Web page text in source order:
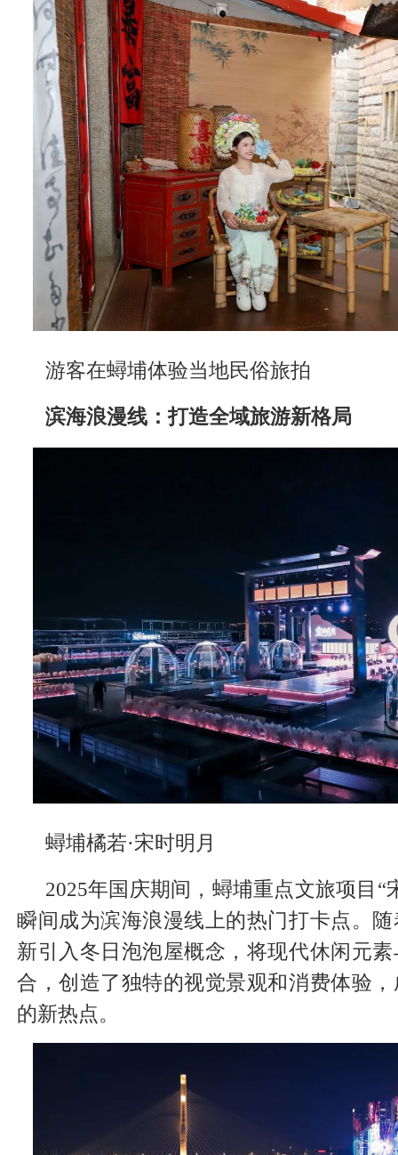
游客在蟳埔体验当地民俗旅拍
滨海浪漫线：打造全域旅游新格局
蟳埔橘若·宋时明月
2025年国庆期间，蟳埔重点文旅项目“
瞬间成为滨海浪漫线上的热门打卡点。
新引入冬日泡泡屋概念，将现代休闲元
合，创造了独特的视觉景观和消费体验
的新热点。